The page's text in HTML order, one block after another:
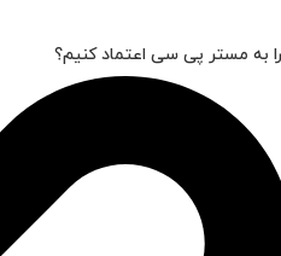
به مستر پی سی اعتماد کنیم؟